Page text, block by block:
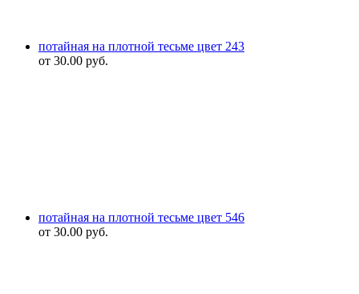
потайная на плотной тесьме цвет 243
от 30.00 руб.
потайная на плотной тесьме цвет 546
от 30.00 руб.